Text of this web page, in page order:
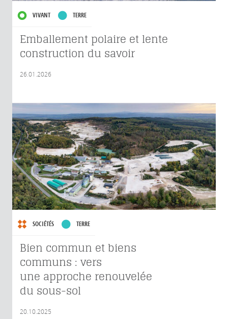
VIVANT TERRE
Emballement polaire et lente
construction du savoir
26.01.2026
SOCIÉTÉS TERRE
Bien commun et biens
communs : vers
une approche renouvelée
du sous-sol
20.10.2025